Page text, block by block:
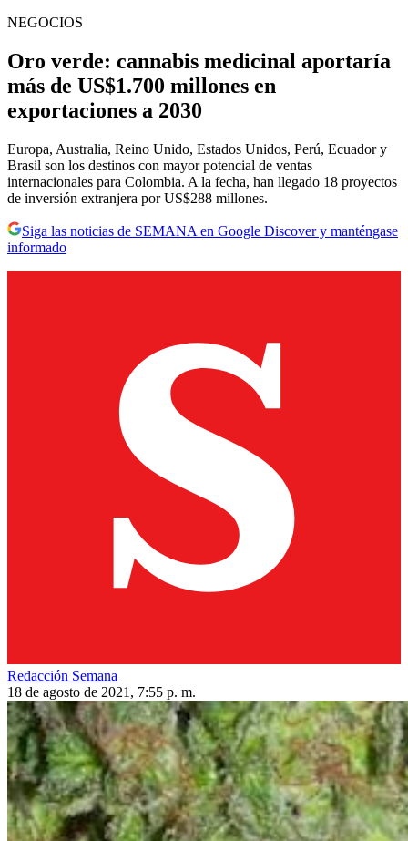
NEGOCIOS
Oro verde: cannabis medicinal aportaría
más de US$1.700 millones en
exportaciones a 2030
Europa, Australia, Reino Unido, Estados Unidos, Perú, Ecuador y
Brasil son los destinos con mayor potencial de ventas
internacionales para Colombia. A la fecha, han llegado 18 proyectos
de inversión extranjera por US$288 millones.
Siga las noticias de SEMANA en Google Discover y manténgase
informado
Redacción Semana
18 de agosto de 2021, 7:55 p. m.